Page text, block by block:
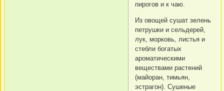
пирогов и к чаю.
Из овощей сушат зелень
петрушки и сельдерей,
лук, морковь, листья и
стебли богатых
ароматическими
веществами растений
(майоран, тимьян,
эстрагон). Сушеные